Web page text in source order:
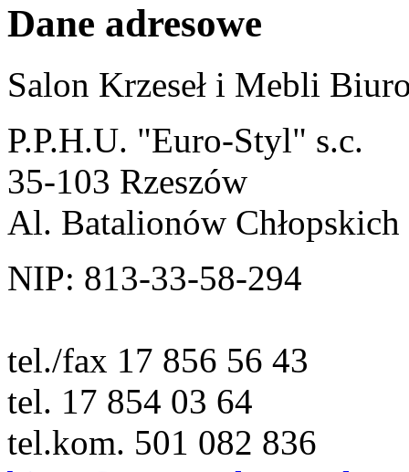
Dane adresowe
Salon Krzeseł i Mebli
P.P.H.U. "Euro-Styl" s.c.
35-103 Rzeszów
Al. Batalionów
NIP: 813-33-58-294
tel./fax 17 856 56 43
tel. 17 854 03 64
tel.kom. 501 082 836